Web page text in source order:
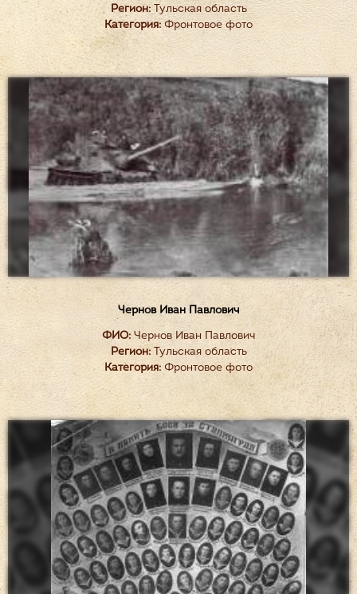
Регион:Тульская область
Категория: Фронтовое фото
Чернов Иван Павлович
ФИО: Чернов Иван Павлович
Регион:Тульская область
Категория: Фронтовое фото